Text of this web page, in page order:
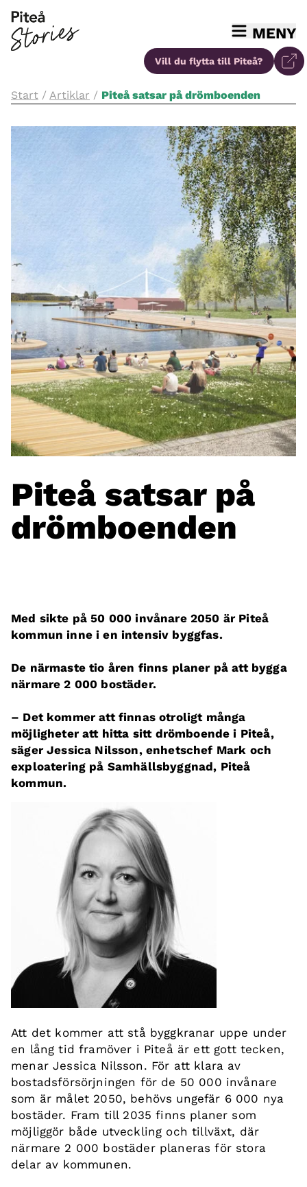
MENY
Vill du flytta till Piteå?
Start / Artiklar / Piteå satsar på drömboenden
Piteå satsar på
drömboenden
Med sikte på 50 000 invånare 2050 är Piteå
kommun inne i en intensiv byggfas.
De närmaste tio åren finns planer på att bygga
närmare 2 000 bostäder.
– Det kommer att finnas otroligt många
möjligheter att hitta sitt drömboende i Piteå,
säger Jessica Nilsson, enhetschef Mark och
exploatering på Samhällsbyggnad, Piteå
kommun.
Att det kommer att stå byggkranar uppe under
en lång tid framöver i Piteå är ett gott tecken,
menar Jessica Nilsson. För att klara av
bostadsförsörjningen för de 50 000 invånare
som är målet 2050, behövs ungefär 6 000 nya
bostäder. Fram till 2035 finns planer som
möjliggör både utveckling och tillväxt, där
närmare 2 000 bostäder planeras för stora
delar av kommunen.